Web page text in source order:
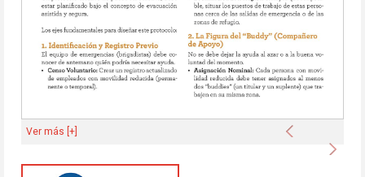
Anterior
Ver más [+]